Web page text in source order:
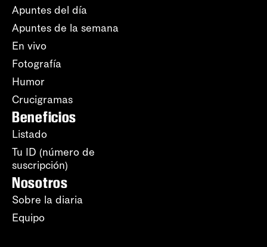
Apuntes del día
Apuntes de la semana
En vivo
Fotografía
Humor
Crucigramas
Beneficios
Listado
Tu ID (número de
suscripción)
Nosotros
Sobre la diaria
Equipo